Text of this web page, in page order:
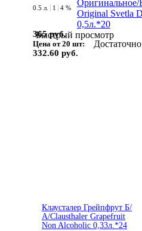
Быстрый просмотр
0.5 л. 1 4 %
365 руб.
Цена от 20 шт:
332.60 руб.
Достаточно
Клаусталер Грейпфрут Б/
А/Clausthaler Grapefruit
Non Alcoholic 0,33л.*24